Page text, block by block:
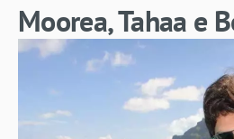
Moorea, Tahaa e